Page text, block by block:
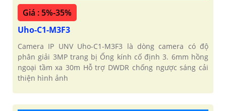
Giá : 5%-35%
Uho-C1-M3F3
Camera IP UNV Uho-C1-M3F3 là dòng camera có độ
phân giải 3MP trang bị Ống kính cố định 3. 6mm hồng
ngoại tầm xa 30m Hỗ trợ DWDR chống ngược sáng cải
thiện hình ảnh